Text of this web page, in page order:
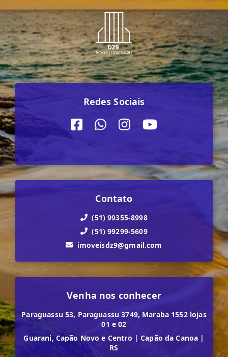
Redes Sociais
Contato
(51) 99355-8998
(51) 99299-5609
imoveisdz9@gmail.com
Venha nos conhecer
Paraguassu 53, Paraguassu 3749, Maraba 1552 lojas
01 e 02
Guarani, Capão Novo e Centro | Capão da Canoa |
RS